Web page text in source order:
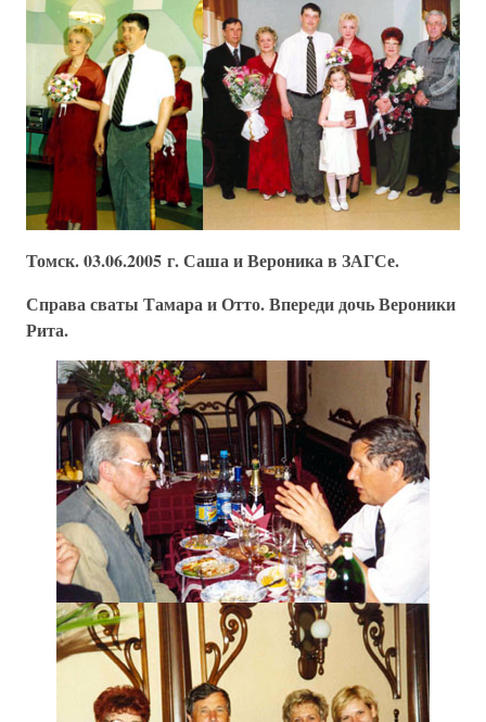
Томск. 03.06.2005 г. Саша и Вероника в ЗАГСе.
Справа сваты Тамара и Отто. Впереди дочь Вероники
Рита.